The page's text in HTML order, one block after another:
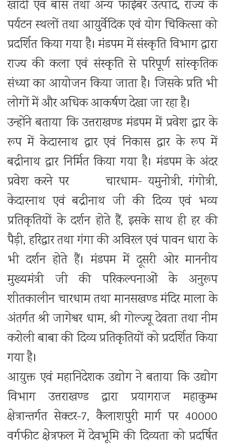
खादी एवं बांस तथा अन्य फाईबर उत्पाद, राज्य के
पर्यटन स्थलों तथा आयुर्वेदिक एवं योग चिकित्सा को
प्रदर्शित किया गया है। मंडपम में संस्कृति विभाग द्वारा
राज्य की कला एवं संस्कृति से परिपूर्ण सांस्कृतिक
संध्या का आयोजन किया जाता है। जिसके प्रति भी
लोगों में और अधिक आकर्षण देखा जा रहा है।
उन्होंने बताया कि उत्तराखण्ड मंडपम में प्रवेश द्वार के
रूप में केदारनाथ द्वार एवं निकास द्वार के रूप में
बद्रीनाथ द्वार निर्मित किया गया है। मंडपम के अंदर
प्रवेश करने पर चारधाम- यमुनोत्री, गंगोत्री,
केदारनाथ एवं बद्रीनाथ जी की दिव्य एवं भव्य
प्रतिकृतियों के दर्शन होते हैं, इसके साथ ही हर की
पैड़ी, हरिद्वार तथा गंगा की अविरल एवं पावन धारा के
भी दर्शन होते हैं। मंडपम में दूसरी ओर माननीय
मुख्यमंत्री जी की परिकल्पनाओं के अनुरूप
शीतकालीन चारधाम तथा मानसखण्ड मंदिर माला के
अंतर्गत श्री जागेश्वर धाम, श्री गोल्ज्यू देवता तथा नीम
करोली बाबा की दिव्य प्रतिकृतियों को प्रदर्शित किया
गया है।
आयुक्त एवं महानिदेशक उद्योग ने बताया कि उद्योग
विभाग उत्तराखण्ड द्वारा प्रयागराज महाकुम्भ
क्षेत्रान्तर्गत सेक्टर-7, कैलाशपुरी मार्ग पर 40000
वर्गफीट क्षेत्रफल में देवभूमि की दिव्यता को प्रदर्षित